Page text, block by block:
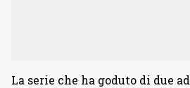
La serie che ha goduto di due